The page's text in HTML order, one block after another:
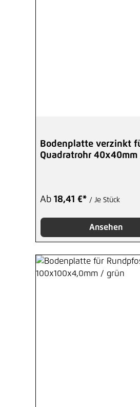
Bodenplatte verzinkt
Quadratrohr 40x40mm
Ab 18,41 €* / Je Stück
Ansehen